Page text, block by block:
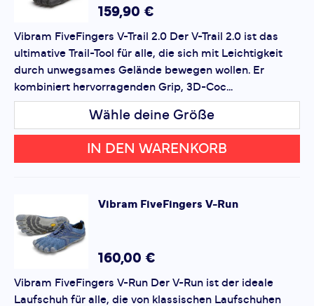
Bewertung hinzufügen
Dieses Formular ist durch reCAPTCHA geschützt – es gelten
dieDatenschutzbestimmungen undNutzungsbedingungen
von Google.
159,90 €
Vibram FiveFingers V-Trail 2.0 Der V-Trail 2.0 ist das
ultimative Trail-Tool für alle, die sich mit Leichtigkeit
durch unwegsames Gelände bewegen wollen. Er
kombiniert hervorragenden Grip, 3D-Coc...
Wähle deine Größe
IN DEN WARENKORB
Vibram FiveFingers V-Run
160,00 €
Vibram FiveFingers V-Run Der V-Run ist der ideale
Laufschuh für alle, die von klassischen Laufschuhen